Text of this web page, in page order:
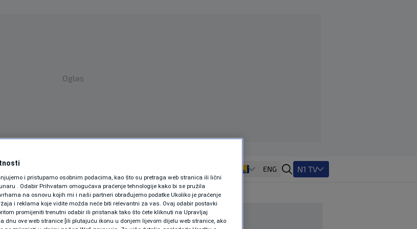
Oglas
MAGAZIN
ZDRAVLJE
SHOWBIZ
ENG N1 TV
i pristupamo osobnim podacima, kao što su pretraga web stranica ili lični
. Odabir Prihvatam omogućava praćenje tehnologije kako bi se pružila
na osnovu kojih mi i naši partneri obrađujemo podatke Ukoliko je praćenje
i reklama koje vidite možda neće biti relevantni za vas. Ovaj odabir postavki
promijeniti trenutni odabir ili pristanak tako što ćete kliknuti na Upravljaj
dnu ove web stranice [ili plutajuću ikonu u donjem lijevom dijelu web stranice, ako